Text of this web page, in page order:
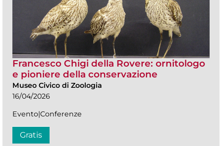
Francesco Chigi della Rovere: ornitologo
e pioniere della conservazione
Museo Civico di Zoologia
16/04/2026
Evento|Conferenze
Gratis